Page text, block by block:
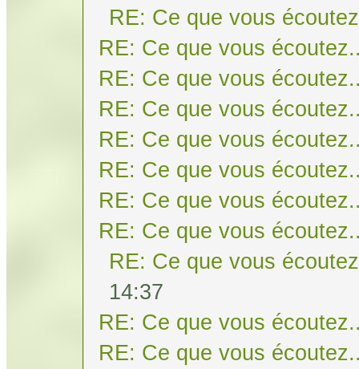
RE: Ce que vous
RE: Ce que vous
RE: Ce que vous
RE: Ce que vous
RE: Ce que vous
RE: Ce que vous
RE: Ce que vous
RE: Ce que vous
RE: Ce que vous
14:37
RE: Ce que vous
RE: Ce que vous